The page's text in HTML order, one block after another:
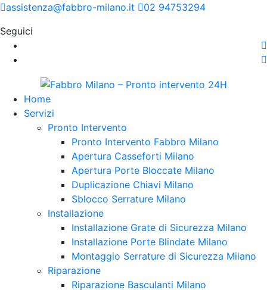
assistenza@fabbro-milano.it
02 94753294
Seguici
Home
Servizi
Pronto Intervento
Pronto Intervento Fabbro Milano
Apertura Casseforti Milano
Apertura Porte Bloccate Milano
Duplicazione Chiavi Milano
Sblocco Serrature Milano
Installazione
Installazione Grate di Sicurezza Milano
Installazione Porte Blindate Milano
Montaggio Serrature di Sicurezza Milano
Riparazione
Riparazione Basculanti Milano